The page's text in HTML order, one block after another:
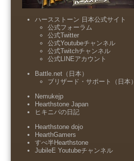
ハースストーン 日本公式サイト
公式フォーラム
公式Twitter
公式Youtubeチャンネル
公式Twitchチャンネル
公式LINEアカウント
Battle.net（日本）
ブリザード・サポート（日本）
Nemukejp
Hearthstone Japan
ヒキニパの日記
Hearthstone dojo
HearthGamers
すべ半Hearthstone
JubileE Youtubeチャンネル